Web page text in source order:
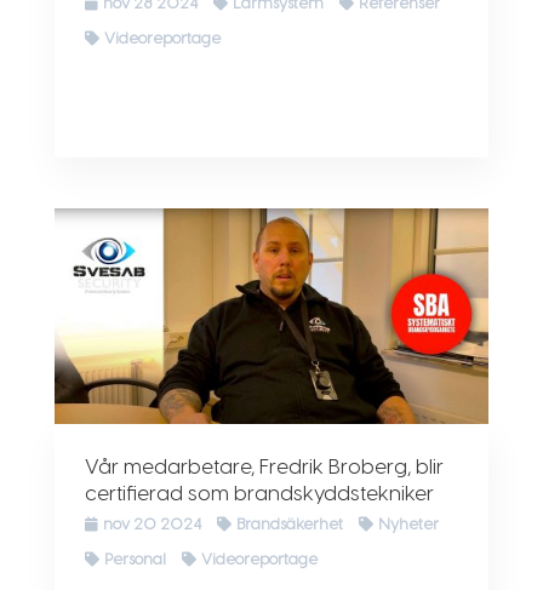
nov 28 2024 Larmsystem Referenser
Videoreportage
Vår medarbetare, Fredrik Broberg, blir
certifierad som brandskyddstekniker
nov 20 2024 Brandsäkerhet Nyheter
Personal Videoreportage